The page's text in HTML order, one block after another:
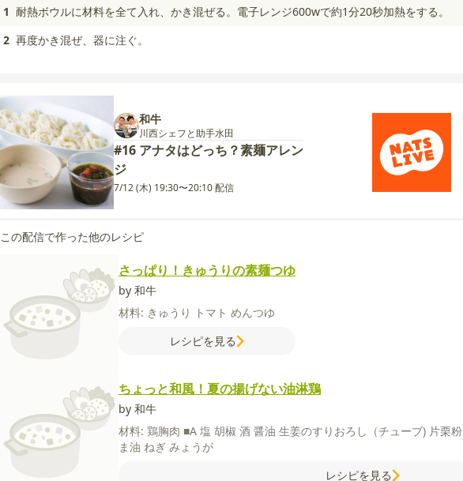
1 耐熱ボウルに材料を全て入れ、かき混ぜる。電子レンジ600wで約1分20秒加熱をする。
2 再度かき混ぜ、器に注ぐ。
和牛
川西シェフと助手水田
#16 アナタはどっち？素麺アレン
ジ
7/12 (木) 19:30〜20:10 配信
この配信で作った他のレシピ
さっぱり！きゅうりの素麺つゆ
by 和牛
材料: きゅうり トマト めんつゆ
レシピを見る
ちょっと和風！夏の揚げない油淋鶏
by 和牛
材料: 鶏胸肉 ■A 塩 胡椒 酒 醤油 生姜のすりおろし（チューブ) 片栗粉
ま油 ねぎ みょうが
レシピを見る